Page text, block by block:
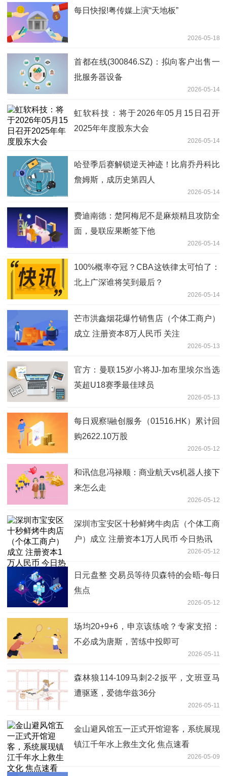
每日快报!粤传媒上演“天地板”
2026-05-18
首都在线(300846.SZ)：拟向客户出售一
批服务器设备
2026-05-14
虹软科技：将于2026年05月15日召开
2025年年度股东大会
2026-05-14
哈登季后赛解锁逆天神迹！比肩乔丹科比
詹姆斯，成历史第四人
2026-05-14
费迪南德：楚阿梅尼不是麻烦精且攻防全
面，曼联应果断签下他
2026-05-14
100%概率夺冠？CBA这铁律太可怕了：
北上广深谁将笑到最后？
2026-05-14
芒市洪鑫烟花爆竹销售店（个体工商户）
成立 注册资本8万人民币 关注
2026-05-13
官方：曼联15岁小将JJ-加布里埃尔当选
英超U18赛季最佳球员
2026-05-13
每日观察!融创服务（01516.HK）累计回
购2622.10万股
2026-05-12
和讯信息冯禄顺：商业航天vs机器人接下
来怎么走
2026-05-12
深圳市宝安区十秒鲜烤牛肉店（个体工商
户）成立 注册资本1万人民币 今日热讯
2026-05-12
日元盘整 交易员等待贝森特的会晤-每日
焦点
2026-05-12
场均20+9+6，申京该练啥？专家支招：
不必成为唐斯，苦练中投即可
2026-05-11
森林狼114-109马刺2-2扳平，文班亚马
遭驱逐，爱德华兹36分
2026-05-11
金山避风馆五一正式开馆迎客，系统展现
镇江千年水上救生文化 焦点速看
2026-05-09